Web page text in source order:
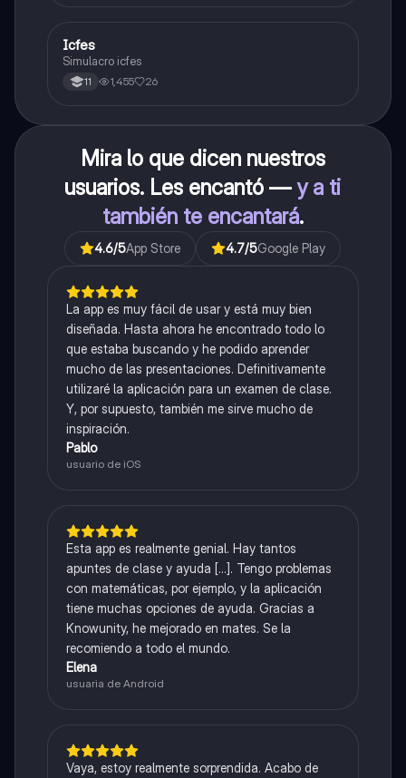
ICFES: Sociales y Ciudadanas
Icfes
Simulacro icfes
11 1,455 26
Mira lo que dicen nuestros
usuarios. Les encantó —y a ti
también te encantará.
4.6/5App Store 4.7/5Google Play
La app es muy fácil de usar y está muy bien
diseñada. Hasta ahora he encontrado todo lo
que estaba buscando y he podido aprender
mucho de las presentaciones. Definitivamente
utilizaré la aplicación para un examen de clase.
Y, por supuesto, también me sirve mucho de
inspiración.
Pablo
usuario de iOS
Esta app es realmente genial. Hay tantos
apuntes de clase y ayuda [...]. Tengo problemas
con matemáticas, por ejemplo, y la aplicación
tiene muchas opciones de ayuda. Gracias a
Knowunity, he mejorado en mates. Se la
recomiendo a todo el mundo.
Elena
usuaria de Android
Vaya, estoy realmente sorprendida. Acabo de